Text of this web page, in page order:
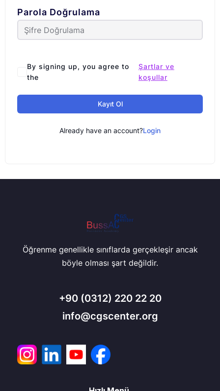
Parola Doğrulama
By signing up, you agree to
the
Şartlar ve
koşullar
Kayıt Ol
Already have an account?Login
Öğrenme genellikle sınıflarda gerçekleşir ancak
böyle olması şart değildir.
+90 (0312) 220 22 20
info@cgscenter.org